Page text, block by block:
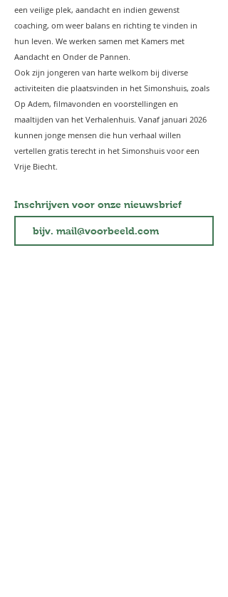
een veilige plek, aandacht en indien gewenst
coaching, om weer balans en richting te vinden in
hun leven. We werken samen met Kamers met
Aandacht en Onder de Pannen.
Ook zijn jongeren van harte welkom bij diverse
activiteiten die plaatsvinden in het Simonshuis, zoals
Op Adem, filmavonden en voorstellingen en
maaltijden van het Verhalenhuis. Vanaf januari 2026
kunnen jonge mensen die hun verhaal willen
vertellen gratis terecht in het Simonshuis voor een
Vrije Biecht.
Inschrijven voor onze nieuwsbrief